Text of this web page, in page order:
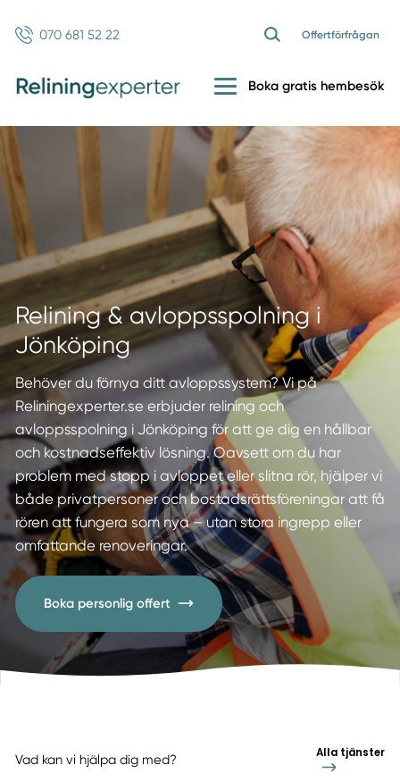
070 681 52 22 Offertförfrågan
Boka gratis hembesök
Relining & avloppsspolning i
Jönköping
Behöver du förnya ditt avloppssystem? Vi på
Reliningexperter.se erbjuder relining och
avloppsspolning i Jönköping för att ge dig en hållbar
och kostnadseffektiv lösning. Oavsett om du har
problem med stopp i avloppet eller slitna rör, hjälper vi
både privatpersoner och bostadsrättsföreningar att få
rören att fungera som nya – utan stora ingrepp eller
omfattande renoveringar.
Boka personlig offert
Vad kan vi hjälpa dig med? Alla tjänster